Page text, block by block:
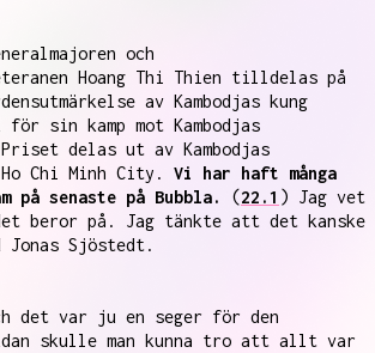
och
Hoang Thi Thien tilldelas på
av Kambodjas kung
för sin kamp mot Kambodjas
Priset delas ut av Kambodjas
Chi Minh City. Vi har haft många
på senaste på Bubbla.
(22.1 ) Jag vet
beror på. Jag tänkte att det kanske
Jonas Sjöstedt.
det var ju en seger för den
skulle man kunna tro att allt var